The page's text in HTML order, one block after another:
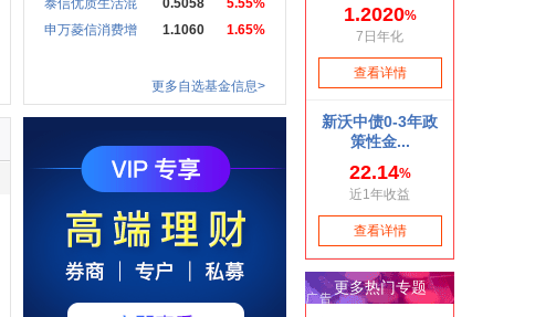
泰信优质生活混
0.5058
5.55%
申万菱信消费增
1.1060 1.65%
更多自选基金信息>